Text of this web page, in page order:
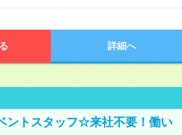
詳細へ
ントスタッフ☆来社不要！働い